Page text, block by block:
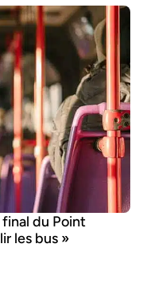
du Point
les bus »